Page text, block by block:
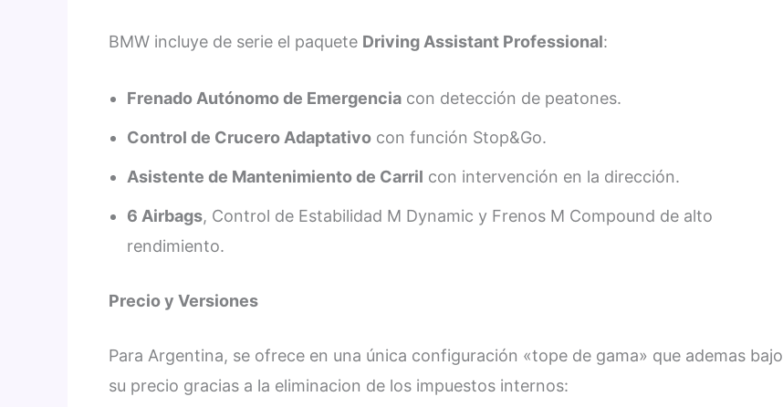
BMW incluye de serie el paquete Driving Assistant Professional:
Frenado Autónomo de Emergencia con detección de peatones.
Control de Crucero Adaptativo con función Stop&Go.
Asistente de Mantenimiento de Carril con intervención en la dirección.
6 Airbags, Control de Estabilidad M Dynamic y Frenos M Compound de alto
rendimiento.
Precio y Versiones
Para Argentina, se ofrece en una única configuración «tope de gama» que ademas bajo
su precio gracias a la eliminacion de los impuestos internos: